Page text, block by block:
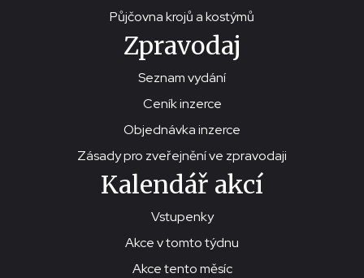
Půjčovna krojů a kostýmů
Zpravodaj
Seznam vydání
Ceník inzerce
Objednávka inzerce
Zásady pro zveřejnění ve zpravodaji
Kalendář akcí
Vstupenky
Akce v tomto týdnu
Akce tento měsíc